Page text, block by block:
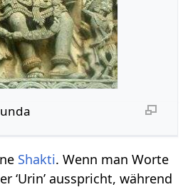
Shakti. Wenn man Worte
‘Urin’ ausspricht, während